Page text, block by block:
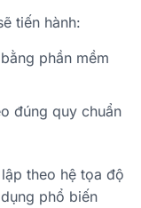
tiến hành:
phần mềm
đúng quy chuẩn
theo hệ tọa độ
phổ biến